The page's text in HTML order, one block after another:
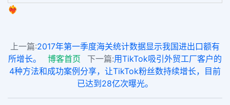
❤️‍🔥
上一篇:2017年第一季度海关统计数据显示我国进出口额有
所增长。
博客首页 下一篇:用TikTok吸引外贸工厂客户的
4种方法和成功案例分享，让TikTok粉丝数持续增长，目前
已达到28亿次曝光。